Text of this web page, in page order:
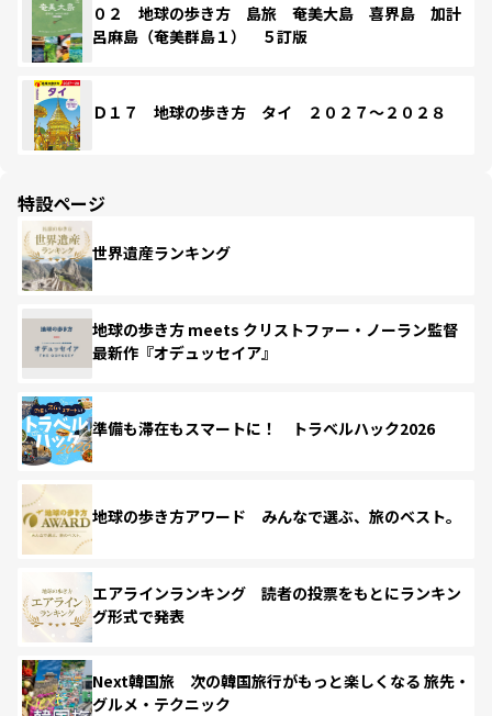
０２ 地球の歩き方 島旅 奄美大島 喜界島 加計
呂麻島（奄美群島１） ５訂版
Ｄ１７ 地球の歩き方 タイ ２０２７～２０２８
特設ページ
世界遺産ランキング
地球の歩き方 meets クリストファー・ノーラン監督
最新作『オデュッセイア』
準備も滞在もスマートに！ トラベルハック2026
地球の歩き方アワード みんなで選ぶ、旅のベスト。
エアラインランキング 読者の投票をもとにランキン
グ形式で発表
Next韓国旅 次の韓国旅行がもっと楽しくなる 旅先・
グルメ・テクニック